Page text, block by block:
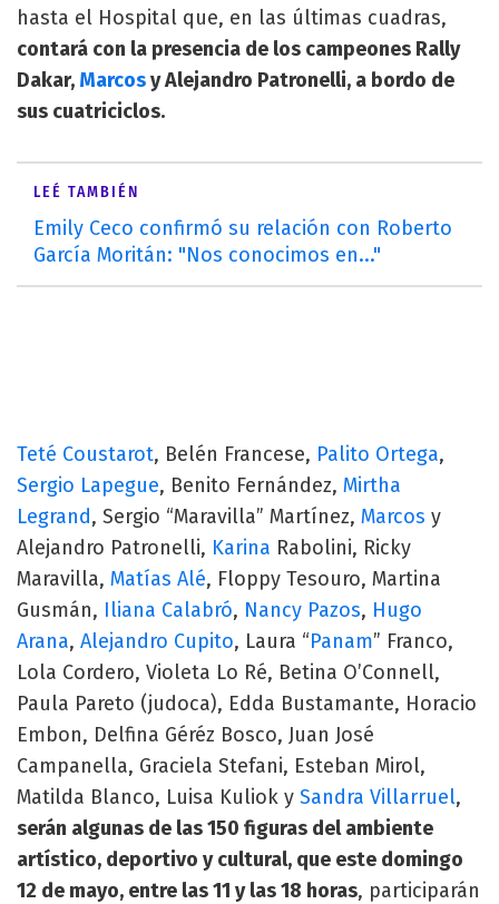
hasta el Hospital que, en las últimas cuadras,
contará con la presencia de los campeones Rally
Dakar, Marcosy Alejandro Patronelli, a bordo de
sus cuatriciclos.
LEÉ TAMBIÉN
Emily Ceco confirmó su relación con Roberto
García Moritán: "Nos conocimos en..."
Teté Coustarot, Belén Francese, Palito Ortega,
Sergio Lapegue, Benito Fernández, Mirtha
Legrand, Sergio “Maravilla” Martínez, Marcos y
Alejandro Patronelli, Karina Rabolini, Ricky
Maravilla, Matías Alé, Floppy Tesouro, Martina
Gusmán, Iliana Calabró, Nancy Pazos, Hugo
Arana, Alejandro Cupito, Laura “Panam” Franco,
Lola Cordero, Violeta Lo Ré, Betina O’Connell,
Paula Pareto (judoca), Edda Bustamante, Horacio
Embon, Delfina Géréz Bosco, Juan José
Campanella, Graciela Stefani, Esteban Mirol,
Matilda Blanco, Luisa Kuliok y Sandra Villarruel,
serán algunas de las 150 figuras del ambiente
artístico, deportivo y cultural, que este domingo
12 de mayo, entre las 11 y las 18 horas, participarán